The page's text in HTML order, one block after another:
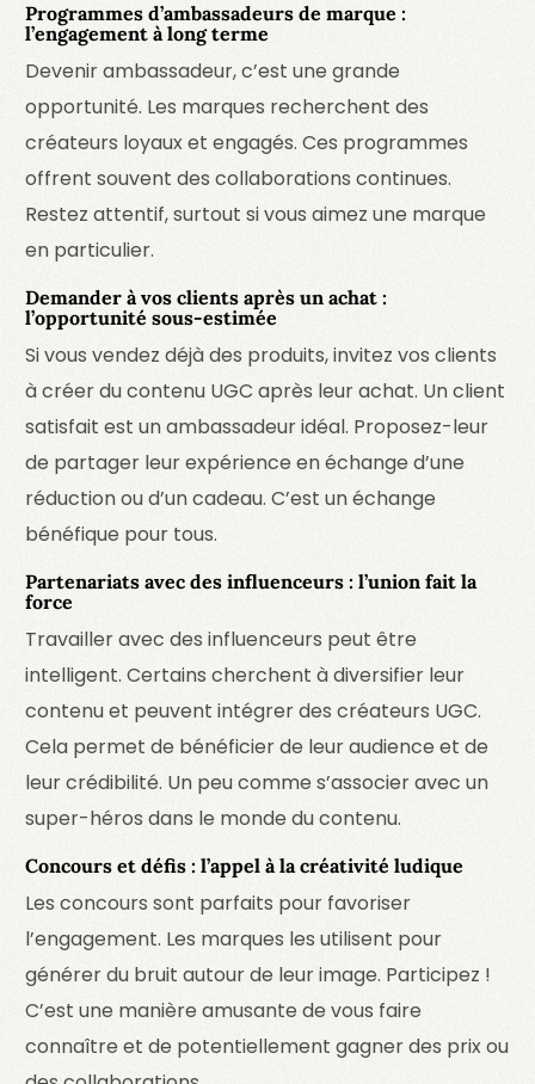
Programmes d’ambassadeurs de marque :
l’engagement à long terme
Devenir ambassadeur, c’est une grande
opportunité. Les marques recherchent des
créateurs loyaux et engagés. Ces programmes
offrent souvent des collaborations continues.
Restez attentif, surtout si vous aimez une marque
en particulier.
Demander à vos clients après un achat :
l’opportunité sous-estimée
Si vous vendez déjà des produits, invitez vos clients
à créer du contenu UGC après leur achat. Un client
satisfait est un ambassadeur idéal. Proposez-leur
de partager leur expérience en échange d’une
réduction ou d’un cadeau. C’est un échange
bénéfique pour tous.
Partenariats avec des influenceurs : l’union fait la
force
Travailler avec des influenceurs peut être
intelligent. Certains cherchent à diversifier leur
contenu et peuvent intégrer des créateurs UGC.
Cela permet de bénéficier de leur audience et de
leur crédibilité. Un peu comme s’associer avec un
super-héros dans le monde du contenu.
Concours et défis : l’appel à la créativité ludique
Les concours sont parfaits pour favoriser
l’engagement. Les marques les utilisent pour
générer du bruit autour de leur image. Participez !
C’est une manière amusante de vous faire
connaître et de potentiellement gagner des prix ou